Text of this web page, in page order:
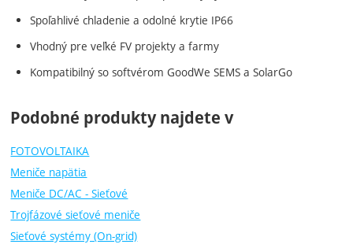
Spoľahlivé chladenie a odolné krytie IP66
Vhodný pre veľké FV projekty a farmy
Kompatibilný so softvérom GoodWe SEMS a SolarGo
Podobné produkty najdete v
FOTOVOLTAIKA
Meniče napätia
Meniče DC/AC - Sieťové
Trojfázové sieťové meniče
Sieťové systémy (On-grid)